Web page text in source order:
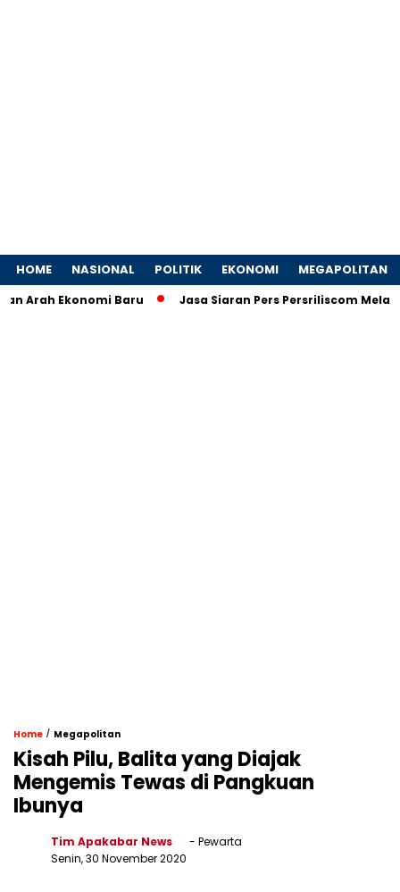
HOME NASIONAL POLITIK EKONOMI MEGAPOLITAN
Arah Ekonomi Baru Jasa Siaran Pers Persriliscom
Home / Megapolitan
Kisah Pilu, Balita yang Diajak
Mengemis Tewas di Pangkuan
Ibunya
Tim Apakabar News
- Pewarta
Senin, 30 November 2020